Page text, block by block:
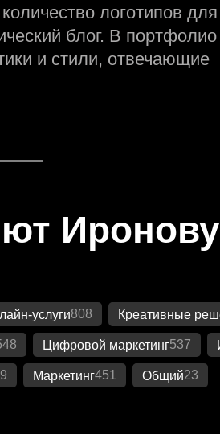
логотипов для
блог. В портфолио
и стили, отвечающие
Иронову
услуги808 Креативные
Цифровой маркетинг537
Маркетинг451 Общий23